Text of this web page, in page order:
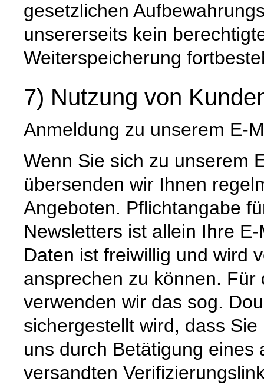
gesetzlichen
unsererseits kein
Weiterspeicherung
7) Nutzung von
Anmeldung zu unserem E-
Wenn Sie sich zu unserem
übersenden wir Ihnen
Angeboten. Pflichtangabe
Newsletters ist allein Ihre
Daten ist freiwillig und wird
ansprechen zu können. Für
verwenden wir das sog.
sichergestellt wird, dass
uns durch Betätigung
versandten